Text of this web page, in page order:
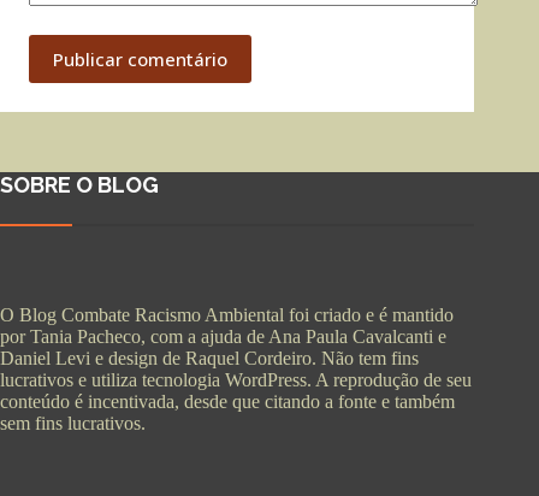
Publicar comentário
SOBRE O BLOG
O Blog Combate Racismo Ambiental foi criado e é mantido
por Tania Pacheco, com a ajuda de Ana Paula Cavalcanti e
Daniel Levi e design de Raquel Cordeiro. Não tem fins
lucrativos e utiliza tecnologia WordPress. A reprodução de seu
conteúdo é incentivada, desde que citando a fonte e também
sem fins lucrativos.